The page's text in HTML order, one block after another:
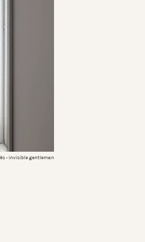
- invisible gentleman